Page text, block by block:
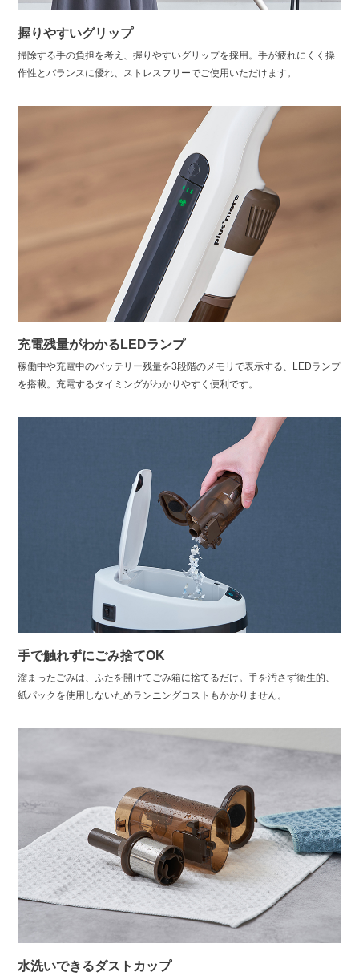
握りやすいグリップ
掃除する手の負担を考え、握りやすいグリップを採用。手が疲れにくく操
作性とバランスに優れ、ストレスフリーでご使用いただけます。
充電残量がわかるLEDランプ
稼働中や充電中のバッテリー残量を3段階のメモリで表示する、LEDランプ
を搭載。充電するタイミングがわかりやすく便利です。
手で触れずにごみ捨てOK
溜まったごみは、ふたを開けてごみ箱に捨てるだけ。手を汚さず衛生的、
紙パックを使用しないためランニングコストもかかりません。
水洗いできるダストカップ